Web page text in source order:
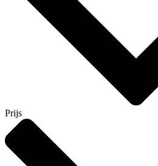
Prijs